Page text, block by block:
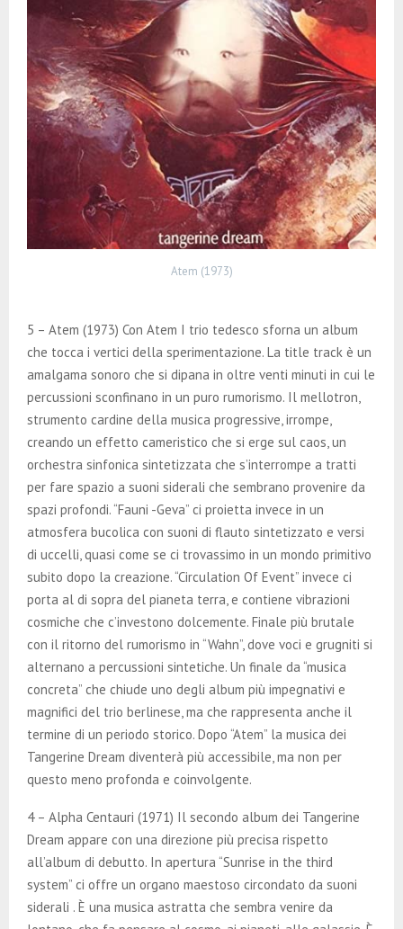
Atem (1973)
5 – Atem (1973) Con Atem I trio tedesco sforna un album
che tocca i vertici della sperimentazione. La title track è un
amalgama sonoro che si dipana in oltre venti minuti in cui le
percussioni sconfinano in un puro rumorismo. Il mellotron,
strumento cardine della musica progressive, irrompe,
creando un effetto cameristico che si erge sul caos, un
orchestra sinfonica sintetizzata che s’interrompe a tratti
per fare spazio a suoni siderali che sembrano provenire da
spazi profondi. “Fauni -Geva” ci proietta invece in un
atmosfera bucolica con suoni di flauto sintetizzato e versi
di uccelli, quasi come se ci trovassimo in un mondo primitivo
subito dopo la creazione. “Circulation Of Event” invece ci
porta al di sopra del pianeta terra, e contiene vibrazioni
cosmiche che c’investono dolcemente. Finale più brutale
con il ritorno del rumorismo in “Wahn”, dove voci e grugniti si
alternano a percussioni sintetiche. Un finale da “musica
concreta” che chiude uno degli album più impegnativi e
magnifici del trio berlinese, ma che rappresenta anche il
termine di un periodo storico. Dopo “Atem” la musica dei
Tangerine Dream diventerà più accessibile, ma non per
questo meno profonda e coinvolgente.
4 – Alpha Centauri (1971) Il secondo album dei Tangerine
Dream appare con una direzione più precisa rispetto
all’album di debutto. In apertura “Sunrise in the third
system” ci offre un organo maestoso circondato da suoni
siderali . È una musica astratta che sembra venire da